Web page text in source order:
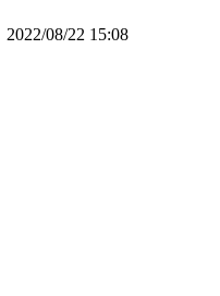
2022/08/22 15:08